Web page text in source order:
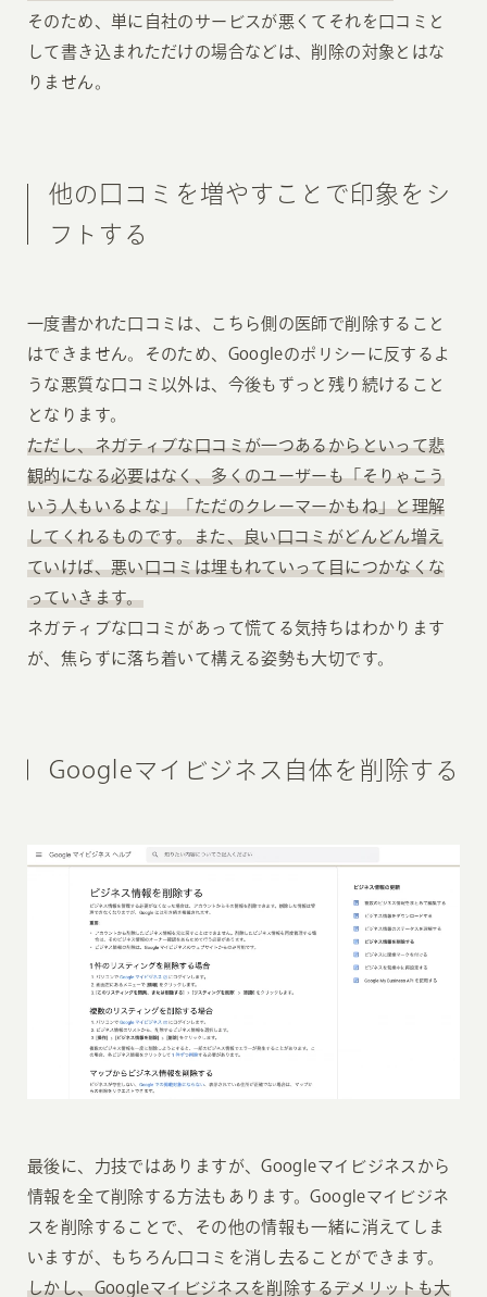
そのため、単に自社のサービスが悪くてそれを口コミと
して書き込まれただけの場合などは、削除の対象とはな
りません。
他の口コミを増やすことで印象をシ
フトする
一度書かれた口コミは、こちら側の医師で削除すること
はできません。そのため、Googleのポリシーに反するよ
うな悪質な口コミ以外は、今後もずっと残り続けること
となります。
ただし、ネガティブな口コミが一つあるからといって悲
観的になる必要はなく、多くのユーザーも「そりゃこう
いう人もいるよな」「ただのクレーマーかもね」と理解
してくれるものです。また、良い口コミがどんどん増え
ていけば、悪い口コミは埋もれていって目につかなくな
っていきます。
ネガティブな口コミがあって慌てる気持ちはわかります
が、焦らずに落ち着いて構える姿勢も大切です。
Googleマイビジネス自体を削除する
最後に、力技ではありますが、Googleマイビジネスから
情報を全て削除する方法もあります。Googleマイビジネ
スを削除することで、その他の情報も一緒に消えてしま
いますが、もちろん口コミを消し去ることができます。
しかし、Googleマイビジネスを削除するデメリットも大